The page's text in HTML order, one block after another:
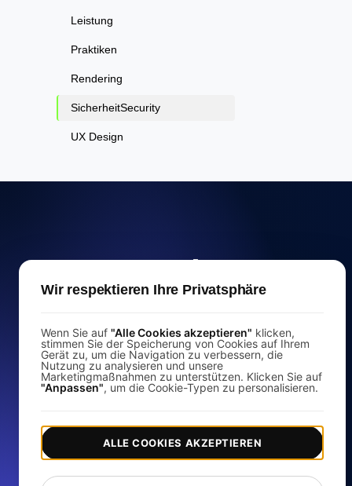
Leistung
Praktiken
Rendering
SicherheitSecurity
UX Design
Kostenloser
Websitespeed-Test
Analysieren Sie die Ladegeschwindigkeit Ihrer
Website und verbessern Sie ihre Leistung mit
unserem kostenlosen Seitengeschwindigkeits-
Beginne jetzt mit dem Testen
Wir respektieren Ihre Privatsphäre
Wenn Sie auf "Alle Cookies akzeptieren" klicken,
stimmen Sie der Speicherung von Cookies auf Ihrem
Gerät zu, um die Navigation zu verbessern, die
Nutzung zu analysieren und unsere
Marketingmaßnahmen zu unterstützen. Klicken Sie auf
"Anpassen", um die Cookie-Typen zu personalisieren.
ALLE COOKIES AKZEPTIEREN